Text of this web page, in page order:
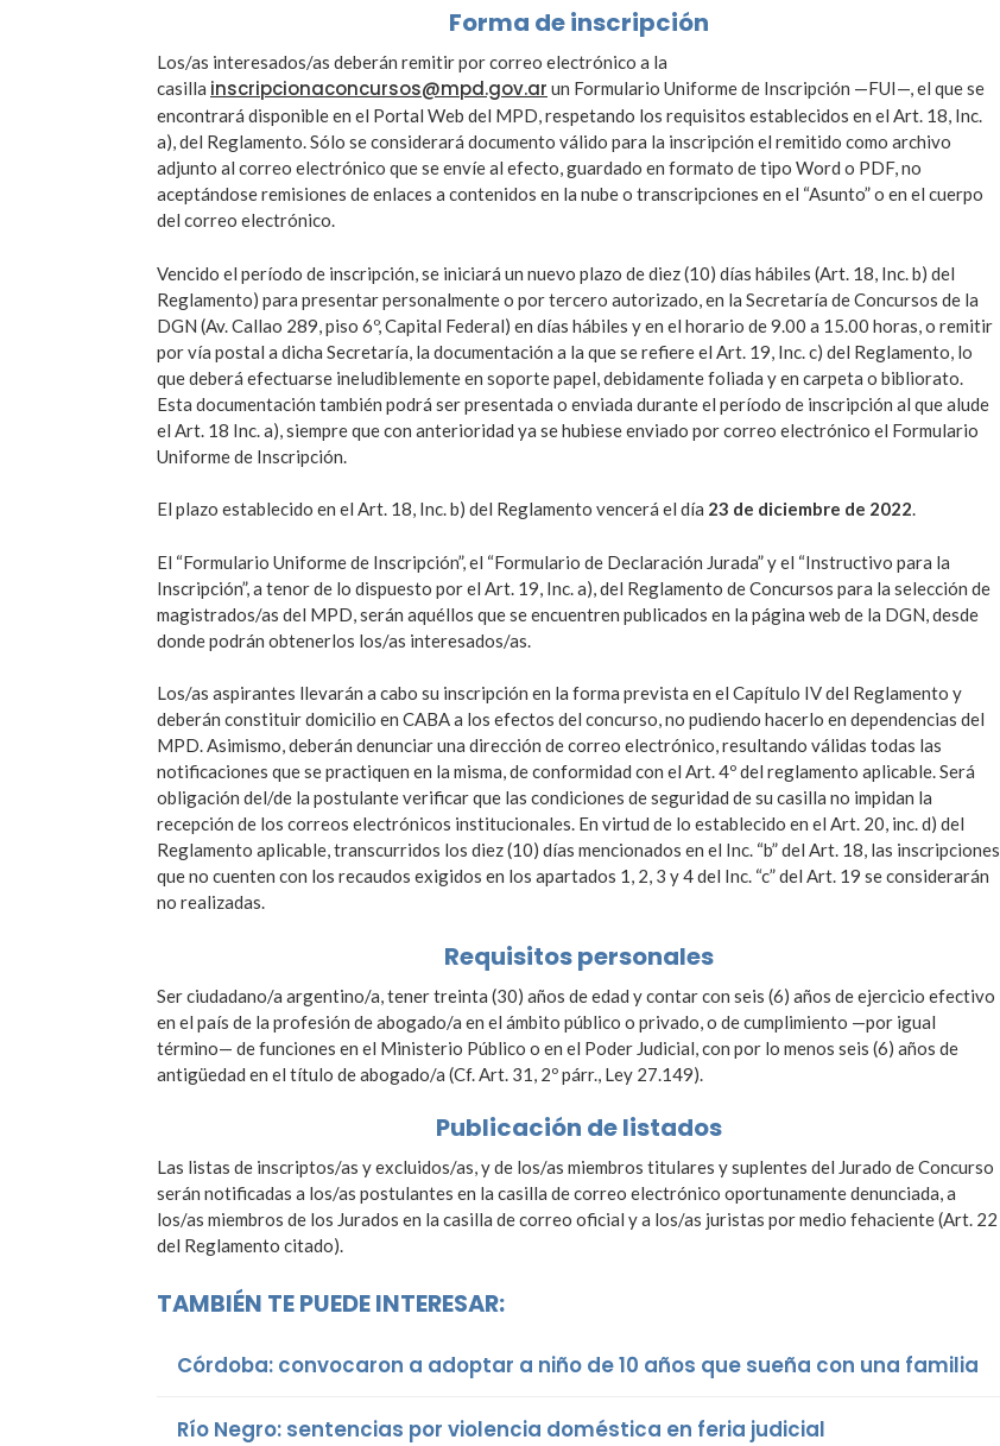
Forma de inscripción
Los/as interesados/as deberán remitir por correo electrónico a la
casilla inscripcionaconcursos@mpd.gov.ar un Formulario Uniforme de Inscripción —FUI—, el que se
encontrará disponible en el Portal Web del MPD, respetando los requisitos establecidos en el Art. 18, Inc.
a), del Reglamento. Sólo se considerará documento válido para la inscripción el remitido como archivo
adjunto al correo electrónico que se envíe al efecto, guardado en formato de tipo Word o PDF, no
aceptándose remisiones de enlaces a contenidos en la nube o transcripciones en el “Asunto” o en el cuerpo
del correo electrónico.
Vencido el período de inscripción, se iniciará un nuevo plazo de diez (10) días hábiles (Art. 18, Inc. b) del
Reglamento) para presentar personalmente o por tercero autorizado, en la Secretaría de Concursos de la
DGN (Av. Callao 289, piso 6º, Capital Federal) en días hábiles y en el horario de 9.00 a 15.00 horas, o remitir
por vía postal a dicha Secretaría, la documentación a la que se refiere el Art. 19, Inc. c) del Reglamento, lo
que deberá efectuarse ineludiblemente en soporte papel, debidamente foliada y en carpeta o bibliorato.
Esta documentación también podrá ser presentada o enviada durante el período de inscripción al que alude
el Art. 18 Inc. a), siempre que con anterioridad ya se hubiese enviado por correo electrónico el Formulario
Uniforme de Inscripción.
El plazo establecido en el Art. 18, Inc. b) del Reglamento vencerá el día 23 de diciembre de 2022.
El “Formulario Uniforme de Inscripción”, el “Formulario de Declaración Jurada” y el “Instructivo para la
Inscripción”, a tenor de lo dispuesto por el Art. 19, Inc. a), del Reglamento de Concursos para la selección de
magistrados/as del MPD, serán aquéllos que se encuentren publicados en la página web de la DGN, desde
donde podrán obtenerlos los/as interesados/as.
Los/as aspirantes llevarán a cabo su inscripción en la forma prevista en el Capítulo IV del Reglamento y
deberán constituir domicilio en CABA a los efectos del concurso, no pudiendo hacerlo en dependencias del
MPD. Asimismo, deberán denunciar una dirección de correo electrónico, resultando válidas todas las
notificaciones que se practiquen en la misma, de conformidad con el Art. 4º del reglamento aplicable. Será
obligación del/de la postulante verificar que las condiciones de seguridad de su casilla no impidan la
recepción de los correos electrónicos institucionales. En virtud de lo establecido en el Art. 20, inc. d) del
Reglamento aplicable, transcurridos los diez (10) días mencionados en el Inc. “b” del Art. 18, las inscripciones
que no cuenten con los recaudos exigidos en los apartados 1, 2, 3 y 4 del Inc. “c” del Art. 19 se considerarán
no realizadas.
Requisitos personales
Ser ciudadano/a argentino/a, tener treinta (30) años de edad y contar con seis (6) años de ejercicio efectivo
en el país de la profesión de abogado/a en el ámbito público o privado, o de cumplimiento —por igual
término— de funciones en el Ministerio Público o en el Poder Judicial, con por lo menos seis (6) años de
antigüedad en el título de abogado/a (Cf. Art. 31, 2º párr., Ley 27.149).
Publicación de listados
Las listas de inscriptos/as y excluidos/as, y de los/as miembros titulares y suplentes del Jurado de Concurso
serán notificadas a los/as postulantes en la casilla de correo electrónico oportunamente denunciada, a
los/as miembros de los Jurados en la casilla de correo oficial y a los/as juristas por medio fehaciente (Art. 22
del Reglamento citado).
TAMBIÉN TE PUEDE INTERESAR:
Córdoba: convocaron a adoptar a niño de 10 años que sueña con una familia
Río Negro: sentencias por violencia doméstica en feria judicial